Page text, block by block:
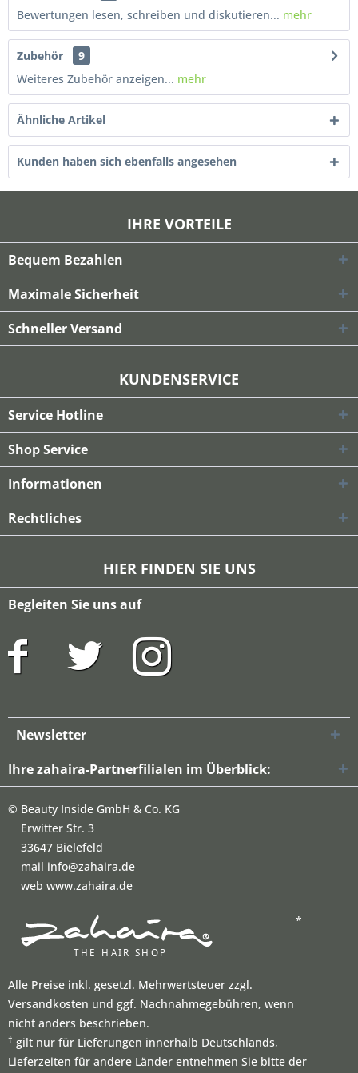
Bewertungen lesen, schreiben und diskutieren... mehr
Zubehör
9
Weiteres Zubehör anzeigen... mehr
Ähnliche Artikel
Kunden haben sich ebenfalls angesehen
IHRE VORTEILE
Bequem Bezahlen
Maximale Sicherheit
Schneller Versand
KUNDENSERVICE
Service Hotline
Shop Service
Informationen
Rechtliches
HIER FINDEN SIE UNS
Begleiten Sie uns auf
Newsletter
Ihre zahaira-Partnerfilialen im Überblick:
© Beauty Inside GmbH & Co. KG
Erwitter Str. 3
33647 Bielefeld
mail info@zahaira.de
web www.zahaira.de
*
Alle Preise inkl. gesetzl. Mehrwertsteuer zzgl.
Versandkosten und ggf. Nachnahmegebühren, wenn
nicht anders beschrieben.
† gilt nur für Lieferungen innerhalb Deutschlands,
Lieferzeiten für andere Länder entnehmen Sie bitte der